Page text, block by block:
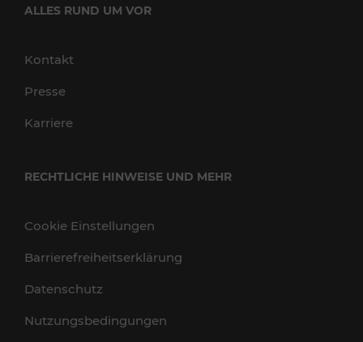
ALLES RUND UM VOR
Kontakt
Presse
Karriere
RECHTLICHE HINWEISE UND MEHR
Cookie Einstellungen
Barrierefreiheitserklärung
Datenschutz
Nutzungsbedingungen